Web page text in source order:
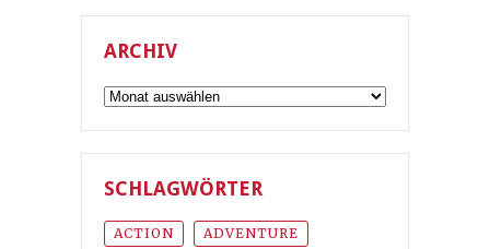
ARCHIV
Archiv
SCHLAGWÖRTER
ACTION ADVENTURE